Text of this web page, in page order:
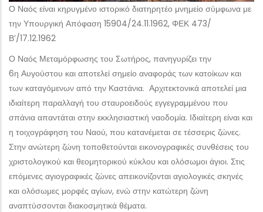
Ο Ναός είναι κηρυγμένο ιστορικό διατηρητέο μνημείο σύμφωνα με
την Υπουργική Απόφαση 15904/24.11.1962, ΦΕΚ 473/
Β’/17.12.1962
Ο Ναός Μεταμόρφωσης του Σωτήρος, πανηγυρίζει την
6η Αυγούστου και αποτελεί σημείο αναφοράς των κατοίκων και
των καταγόμενων από την Καστάνια. Αρχιτεκτονικά αποτελεί μια
ιδιαίτερη παραλλαγή του σταυροειδούς εγγεγραμμένου που
σπάνια απαντάται στην εκκλησιαστική ναοδομία. Ιδιαίτερη είναι και
η τοιχογράφηση του Ναού, που κατανέμεται σε τέσσερις ζώνες.
Στην ανώτερη ζώνη τοποθετούνται εικονογραφικές συνθέσεις του
χριστολογικού και θεομητορικού κύκλου και ολόσωμοι άγιοι. Στις
επόμενες αγιογραφικές ζώνες απεικονίζονται αγιολογικές σκηνές
και ολόσωμες μορφές αγίων, ενώ στην κατώτερη ζώνη
αναπτύσσονται διακοσμητικά θέματα.